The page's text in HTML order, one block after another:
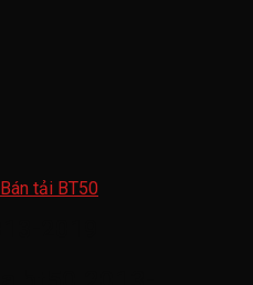
Bán tải BT50